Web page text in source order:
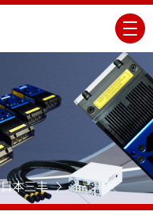
日本三丰 游标卡尺